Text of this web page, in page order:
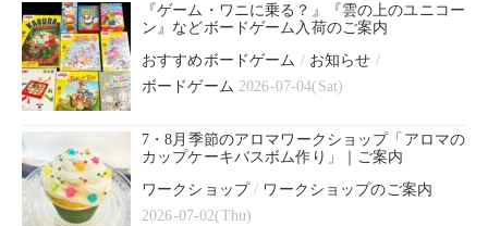
『ゲーム・ワニに乗る？』『雲の上のユニコー
ン』などボードゲーム入荷のご案内
おすすめボードゲーム / お知らせ /
ボードゲーム 2026-07-04(Sat)
7・8月季節のアロマワークショップ「アロマの
カップケーキバスボム作り」｜ご案内
ワークショップ/ ワークショップのご案内
2026-07-02(Thu)